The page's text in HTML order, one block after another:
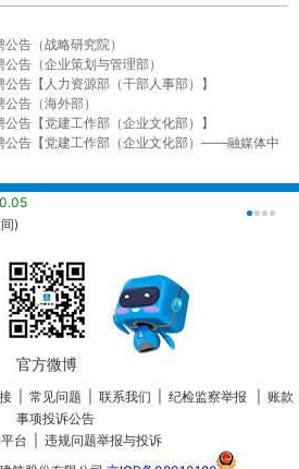
告（战略研究院）
告（企业策划与管理部）
告【人力资源部（干部人事部）】
告（海外部）
告【党建工作部（企业文化部）】
公告【党建工作部（企业文化部）——融媒体中
)
] 13.14↓ -0.07
)
官方微博
常见问题 联系我们 纪检监察举报
账款
事项投诉公告
台
违规问题举报与投诉